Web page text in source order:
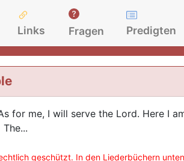
Links Fragen Predigten
for me, I will serve the Lord. Here I
geschützt. In den Liederbüchern